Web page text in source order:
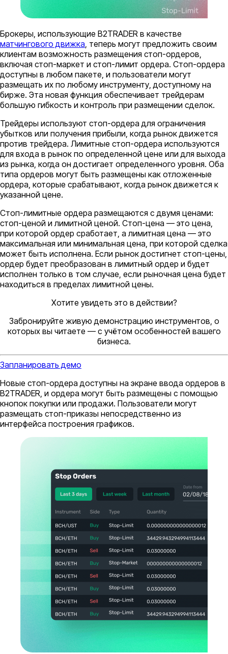
Брокеры, использующие B2TRADER в качестве
матчингового движка , теперь могут предложить своим
клиентам возможность размещения стоп-ордеров,
включая стоп-маркет и стоп-лимит ордера. Стоп-ордера
доступны в любом пакете, и пользователи могут
размещать их по любому инструменту, доступному на
бирже. Эта новая функция обеспечивает трейдерам
большую гибкость и контроль при размещении сделок.
Трейдеры используют стоп-ордера для ограничения
убытков или получения прибыли, когда рынок движется
против трейдера. Лимитные стоп-ордера используются
для входа в рынок по определенной цене или для выхода
из рынка, когда он достигает определенного уровня. Оба
типа ордеров могут быть размещены как отложенные
ордера, которые срабатывают, когда рынок движется к
указанной цене.
Стоп-лимитные ордера размещаются с двумя ценами:
стоп-ценой и лимитной ценой. Стоп-цена — это цена,
при которой ордер сработает, а лимитная цена — это
максимальная или минимальная цена, при которой сделка
может быть исполнена. Если рынок достигнет стоп-цены,
ордер будет преобразован в лимитный ордер и будет
исполнен только в том случае, если рыночная цена будет
находиться в пределах лимитной цены.
Хотите увидеть это в действии?
Забронируйте живую демонстрацию инструментов, о
которых вы читаете — с учётом особенностей вашего
бизнеса.
Запланировать демо
Новые стоп-ордера доступны на экране ввода ордеров в
B2TRADER, и ордера могут быть размещены с помощью
кнопок покупки или продажи. Пользователи могут
размещать стоп-приказы непосредственно из
интерфейса построения графиков.